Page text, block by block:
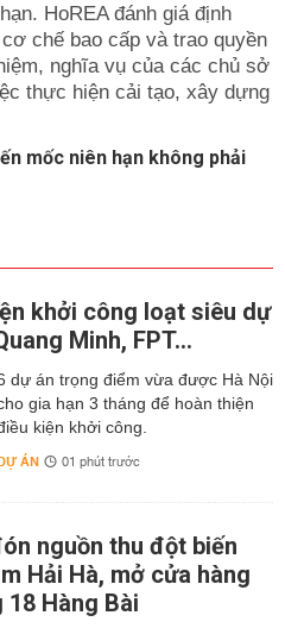
HoREA đánh giá định
chế bao cấp và trao quyền
nghĩa vụ của các chủ sở
thực hiện cải tạo, xây dựng
mốc niên hạn không phải
khởi công loạt siêu dự
Minh, FPT...
dự án trọng điểm vừa được Hà Nội
gia hạn 3 tháng để hoàn thiện
kiện khởi công.
ÁN 01 phút trước
nguồn thu đột biến
Hải Hà, mở cửa hàng
Hàng Bài